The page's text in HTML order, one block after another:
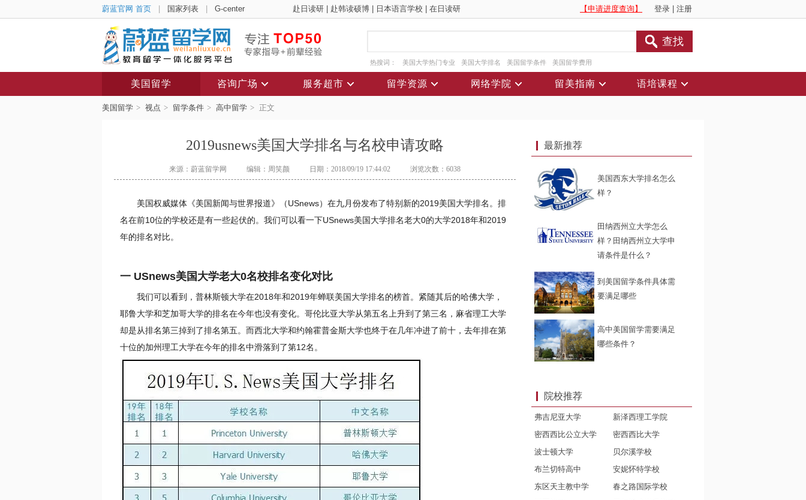
蔚蓝官网 首页 国家列表 G-center 赴日读研 赴韩读硕博 日本语言学校 在日读研 登录 注册
【申请进度查询】
查找
热搜词： 美国大学热门专业 美国大学排名 美国留学条件 美国留学费用
美国留学 咨询广场 服务超市 留学资源 网络学院 留美指南 语培课程
美国留学 > 视点 > 留学条件 > 高中留学 > 正文
2019usnews美国大学排名与名校申请攻略
来源：蔚蓝留学网 编辑：周笑颜 日期：2018/09/19 17:44:02 浏览次数：6038
美国权威媒体《美国新闻与世界报道》（USnews）在九月份发布了特别新的2019美国大学排名。排
名在前10位的学校还是有一些起伏的。我们可以看一下USnews美国大学排名老大0的大学2018年和2019
年的排名对比。
一 USnews美国大学老大0名校排名变化对比
我们可以看到，普林斯顿大学在2018年和2019年蝉联美国大学排名的榜首。紧随其后的哈佛大学，
耶鲁大学和芝加哥大学的排名在今年也没有变化。哥伦比亚大学从第五名上升到了第三名，麻省理工大学
却是从排名第三掉到了排名第五。而西北大学和约翰霍普金斯大学也终于在几年冲进了前十，去年排在第
十位的加州理工大学在今年的排名中滑落到了第12名。
最新推荐
美国西东大学排名怎么
样？
田纳西州立大学怎么
样？田纳西州立大学申
请条件是什么？
到美国留学条件具体需
要满足哪些
高中美国留学需要满足
哪些条件？
院校推荐
弗吉尼亚大学
新泽西理工学院
密西西比公立大学
密西西比大学
波士顿大学
贝尔溪学校
布兰切特高中
安妮怀特学校
东区天主教中学
春之路国际学校